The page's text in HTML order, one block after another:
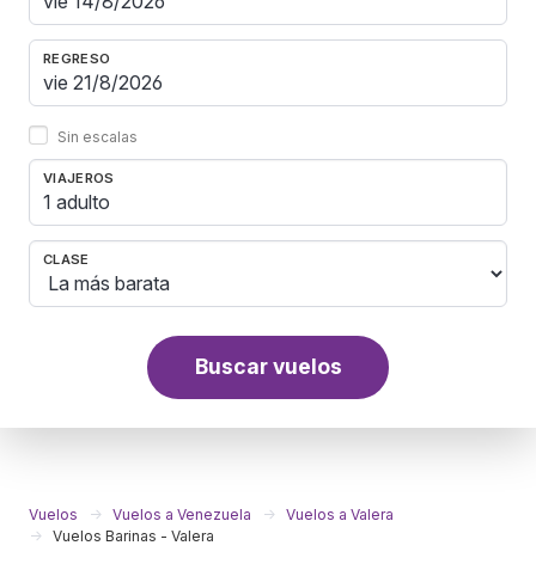
REGRESO
Sin escalas
VIAJEROS
1 adulto
CLASE
Buscar vuelos
Vuelos Vuelos a Venezuela
Vuelos a Valera
Vuelos Barinas - Valera